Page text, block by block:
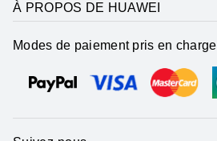
À PROPOS DE HUAWEI
Modes de paiement pris en charge